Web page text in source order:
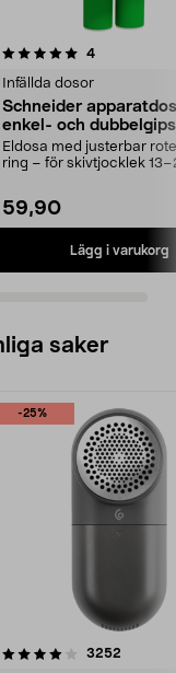
4recensioner
Infällda dosor
Schneider
enkel- och
Eldosa med justerbar
ring – för skivtjocklek
59,90
Lägg i varukorg
4.5 av 5 stjärnor
saker
-25%
3252
4.5av 5 stjärnor